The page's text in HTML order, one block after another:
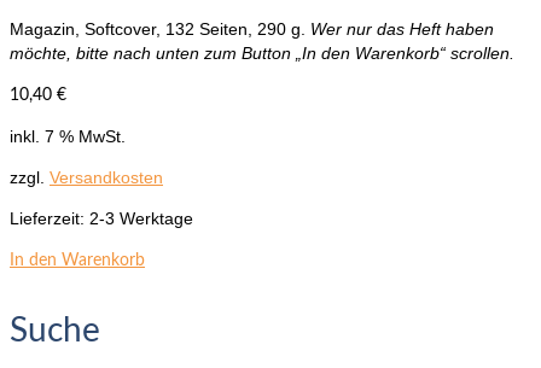
Magazin, Softcover, 132 Seiten, 290 g. Wer nur das Heft haben
möchte, bitte nach unten zum Button „In den Warenkorb“ scrollen.
10,40 €
inkl. 7 % MwSt.
zzgl. Versandkosten
Lieferzeit: 2-3 Werktage
In den Warenkorb
Suche